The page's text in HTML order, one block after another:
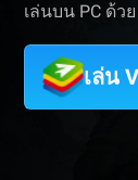
เล่นบน PC ด้ว
เล่น